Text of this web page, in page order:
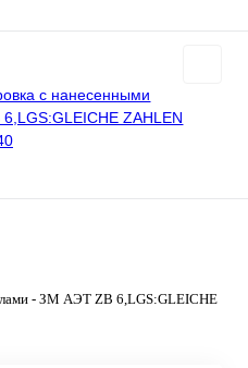
- ЗМ АЭТ ZB 6,LGS:GLEICHE